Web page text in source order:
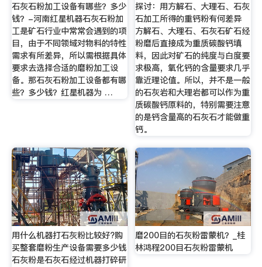
石灰石粉加工设备有哪些？多少
钱？-河南红星机器石灰石粉加
工是矿石行业中常常会遇到的项
目，由于不同领域对物料的特性
需求有所差异，所以需根据具体
要求去选择合适的磨粉加工设
备。那石灰石粉加工设备都有哪
些？多少钱？红星机器为 …
探讨：用方解石、大理石、石灰
石加工所得的重钙粉有何差异
方解石、大理石、石灰石矿石经
粉磨后直接成为重质碳酸钙填
料，因此对矿石的纯度与白度要
求极高，氧化钙的含量要求几乎
靠近理论值。所以，并不是一般
的石灰岩和大理岩都可以作为重
质碳酸钙原料的，特别需要注意
的是钙含量高的石灰石才能做重
钙。
用什么机器打石灰粉比较好?购
买整套磨粉生产设备需要多少钱
石灰粉是石灰石经过机器打碎研
磨200目的石灰粉雷蒙机？_桂
林鸿程200目石灰粉雷蒙机